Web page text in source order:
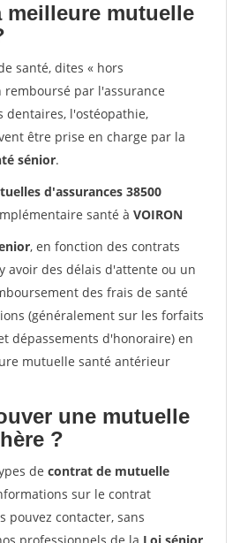
meilleure mutuelle
santé, dites « hors
remboursé par l'assurance
dentaires, l'ostéopathie,
être prise en charge par la
sénior.
d'assurances 38500
santé à VOIRON
, en fonction des contrats
avoir des délais d'attente ou un
des frais de santé
(généralement sur les forfaits
dépassements d'honoraire) en
mutuelle santé antérieur
une mutuelle
?
de contrat de mutuelle
sur le contrat
pouvez contacter, sans